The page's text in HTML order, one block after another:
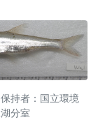
持者：国立環境
分室